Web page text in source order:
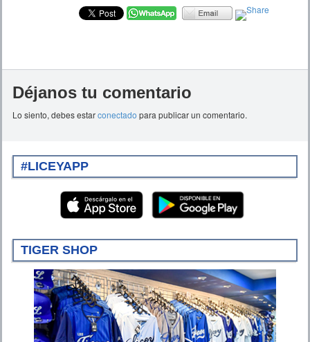
Déjanos tu comentario
Lo siento, debes estarconectado para publicar un comentario.
#LICEYAPP
TIGER SHOP